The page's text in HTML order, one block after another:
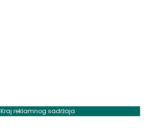
Kraj reklamnog sadržaja